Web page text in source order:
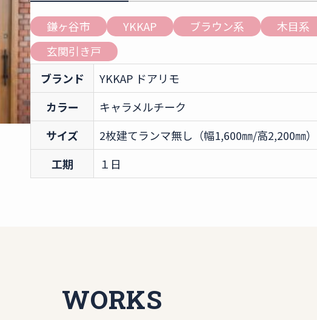
鎌ヶ谷市 YKKAP ブラウン系
木目系
玄関引き戸
ブランド
YKKAP ドアリモ
カラー
キャラメルチーク
サイズ
2枚建てランマ無し（幅1,600㎜/高2,200㎜）
工期
１日
WORKS